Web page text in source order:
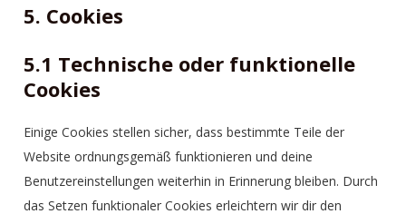
5. Cookies
5.1 Technische oder funktionelle
Cookies
Einige Cookies stellen sicher, dass bestimmte Teile der
Website ordnungsgemäß funktionieren und deine
Benutzereinstellungen weiterhin in Erinnerung bleiben. Durch
das Setzen funktionaler Cookies erleichtern wir dir den